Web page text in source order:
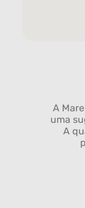
A
uma
A